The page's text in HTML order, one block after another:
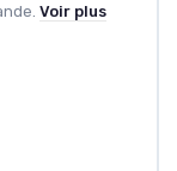
Voir plus